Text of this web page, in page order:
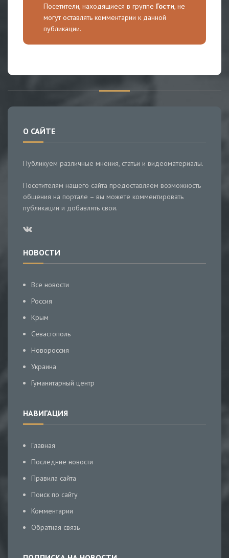
Посетители, находящиеся в группе Гости, не
могут оставлять комментарии к данной
публикации.
О САЙТЕ
Публикуем различные мнения, статьи и видеоматериалы.
Посетителям нашего сайта предоставляем возможность
общения на портале – вы можете комментировать
публикации и добавлять свои.
НОВОСТИ
Все новости
Россия
Крым
Севастополь
Новороссия
Украина
Гуманитарный центр
НАВИГАЦИЯ
Главная
Последние новости
Правила сайта
Поиск по сайту
Комментарии
Обратная связь